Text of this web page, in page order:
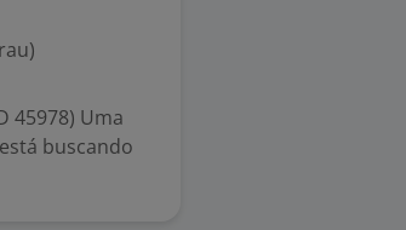
45978) Uma
buscando